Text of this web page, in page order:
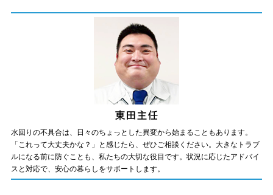
水回りの不具合は、日々のちょっとした異変から始まることもあります。
「これって大丈夫かな？」と感じたら、ぜひご相談ください。大きなトラブ
ルになる前に防ぐことも、私たちの大切な役目です。状況に応じたアドバイ
スと対応で、安心の暮らしをサポートします。